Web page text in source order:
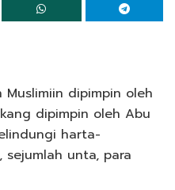
dipimpin oleh
dipimpin oleh Abu
harta-
sejumlah unta, para